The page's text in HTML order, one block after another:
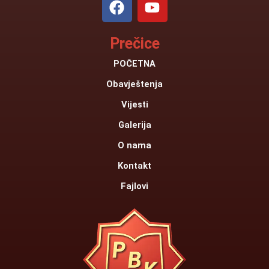
a
e
b
o
k
o
t
u
e
Prečice
POČETNA
Obavještenja
Vijesti
Galerija
O nama
Kontakt
Fajlovi